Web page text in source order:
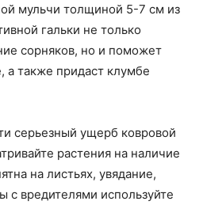
мульчи толщиной 5-7 см из
гальки не только
сорняков, но и поможет
а также придаст клумбе
серьезный ущерб ковровой
растения на наличие
на листьях, увядание,
вредителями используйте